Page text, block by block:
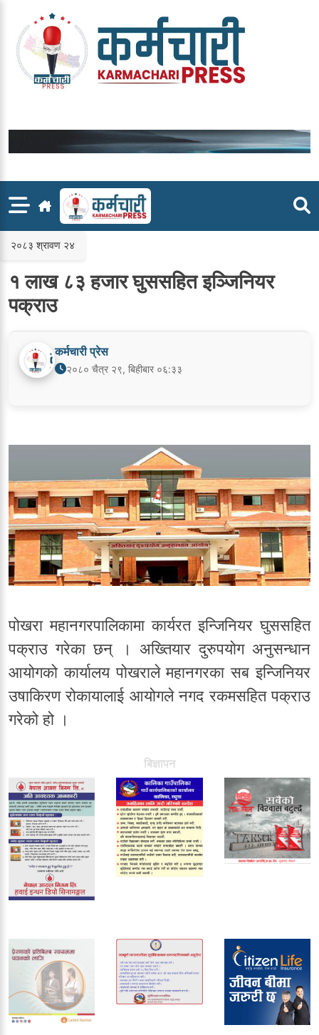
content
२०८३ श्रावण २४
१ लाख ८३ हजार घुससहित इञ्जिनियर
पक्राउ
कर्मचारी प्रेस
२०८० चैत्र २९, बिहीबार ०६:३३
पोखरा महानगरपालिकामा कार्यरत इन्जिनियर घुससहित
पक्राउ गरेका छन् । अख्तियार दुरुपयोग अनुसन्धान
आयोगको कार्यालय पोखराले महानगरका सब इन्जिनियर
उषाकिरण रोकायालाई आयोगले नगद रकमसहित पक्राउ
गरेको हो ।
बिज्ञापन